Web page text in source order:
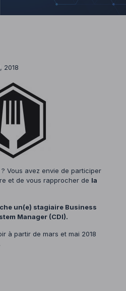
2018
Vous avez envie de participer
et de vous rapprocher de la
un(e) stagiaire Business
Manager (CDI).
à partir de mars et mai 2018